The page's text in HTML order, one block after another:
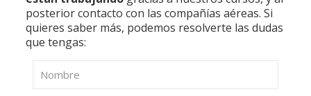
posterior contacto con las compañías aéreas. Si
quieres saber más, podemos resolverte las dudas
que tengas: